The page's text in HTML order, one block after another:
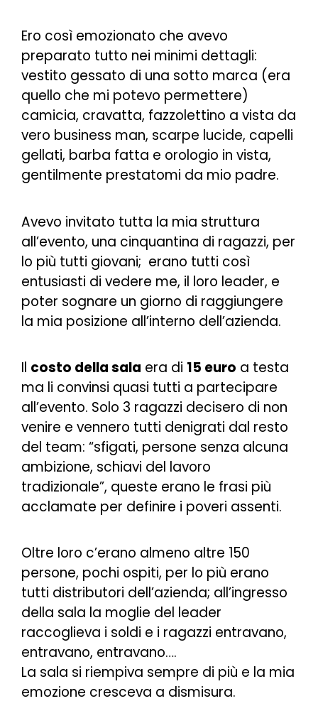
Ero così emozionato che avevo
preparato tutto nei minimi dettagli:
vestito gessato di una sotto marca (era
quello che mi potevo permettere)
camicia, cravatta, fazzolettino a vista da
vero business man, scarpe lucide, capelli
gellati, barba fatta e orologio in vista,
gentilmente prestatomi da mio padre.
Avevo invitato tutta la mia struttura
all’evento, una cinquantina di ragazzi, per
lo più tutti giovani; erano tutti così
entusiasti di vedere me, il loro leader, e
poter sognare un giorno di raggiungere
la mia posizione all’interno dell’azienda.
Il costo della sala era di 15 euro a testa
ma li convinsi quasi tutti a partecipare
all’evento. Solo 3 ragazzi decisero di non
venire e vennero tutti denigrati dal resto
del team: “sfigati, persone senza alcuna
ambizione, schiavi del lavoro
tradizionale”, queste erano le frasi più
acclamate per definire i poveri assenti.
Oltre loro c’erano almeno altre 150
persone, pochi ospiti, per lo più erano
tutti distributori dell’azienda; all’ingresso
della sala la moglie del leader
raccoglieva i soldi e i ragazzi entravano,
entravano, entravano….
La sala si riempiva sempre di più e la mia
emozione cresceva a dismisura.